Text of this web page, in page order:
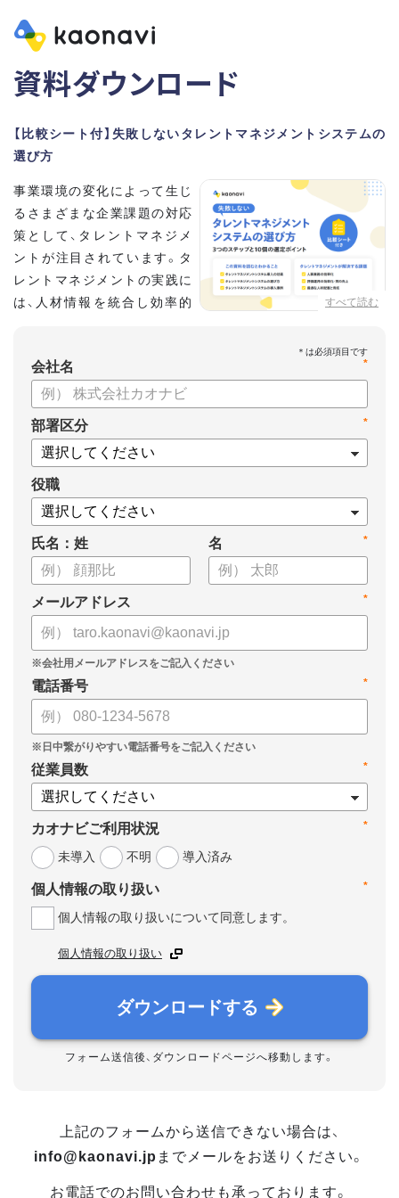
資料ダウンロード
【比較シート付】失敗しないタレントマネジメントシステムの
選び方
すべて読む
事業環境の変化によって生じ
るさまざまな企業課題の対応
策として、タレントマネジメ
ントが注目されています。タ
レントマネジメントの実践に
は、人材情報を統合し効率的
・タレントマネジメントが必要な企業の特徴
・タレントマネジメントシステム導入を検討する際の10個の選
定ポイント
・システム導入までの3つのステップ
についてまとめています。ぜひお役立てください。
*
会社名
*
部署区分
役職
氏名：姓 *
名
*
メールアドレス
*
電話番号
*
従業員数
*
カオナビご利用状況
未導入
不明 導入済み
*
個人情報の取り扱い
個人情報の取り扱いについて同意します。
個人情報の取り扱い
ダウンロードする
フォーム送信後、ダウンロードページへ移動します。
上記のフォームから送信できない場合は、
info@kaonavi.jp までメールをお送りください。
お電話でのお問い合わせも承っております。